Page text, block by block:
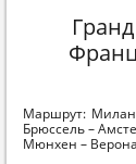
Маршрут: Милан
Брюссель –
Мюнхен –